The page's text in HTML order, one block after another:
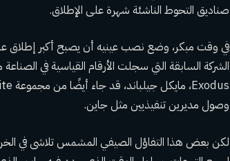
صناديق التحوط الناشئة شهرة على الإطلاق.
وصول مديرين تنفيذيين مثل جاين.